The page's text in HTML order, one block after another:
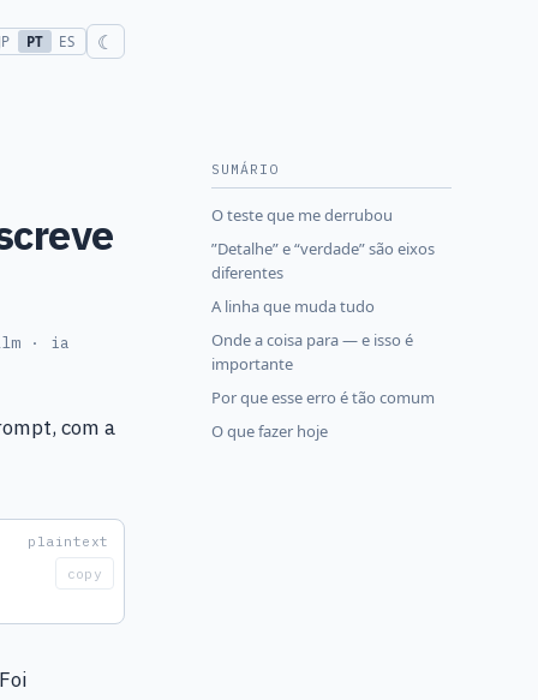
JP PT ES ☾
SUMÁRIO
O teste que me derrubou
”Detalhe” e “verdade” são eixos
diferentes
A linha que muda tudo
Onde a coisa para — e isso é
importante
Por que esse erro é tão comum
O que fazer hoje
· ia
com a
copy